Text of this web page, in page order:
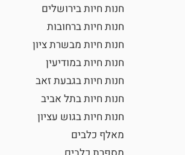
חנות חיות בירושלים
חנות חיות ברחובות
חנות חיות מבשרת ציון
חנות חיות במודיעין
חנות חיות בגבעת זאב
חנות חיות בתל אביב
חנות חיות בגוש עציון
מאלף כלבים